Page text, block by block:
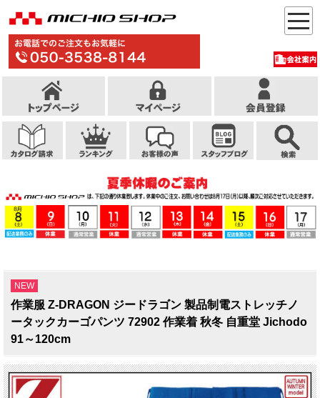
NEW
作業服 Z-DRAGON ジードラゴン 製品制電ストレッチノ
ータックカーゴパンツ 72902 作業着 秋冬 自重堂 Jichodo
91～120cm